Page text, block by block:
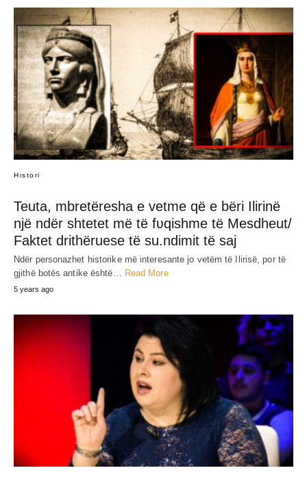
Histori
Teuta, mbretëresha e vetme që e bëri Ilirinë
një ndër shtetet më të fʋqishme të Mesdheut/
Faktet drithëruese të su.ndimit të saj
Ndër personazhet historike më interesante jo vetëm të Ilirisë, por të
gjithë botës antike është… Read More
5 years ago